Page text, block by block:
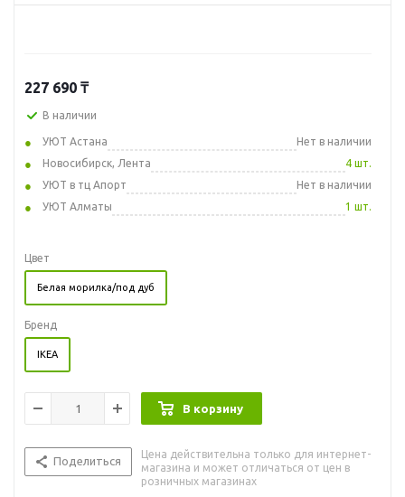
227 690 ₸
В наличии
УЮТ Астана
Нет в наличии
Новосибирск, Лента
4 шт.
УЮТ в тц Апорт
Нет в наличии
УЮТ Алматы
1 шт.
Цвет
Белая морилка/под дуб
Бренд
IKEA
В корзину
Поделиться
Цена действительна только для интернет-
магазина и может отличаться от цен в
розничных магазинах